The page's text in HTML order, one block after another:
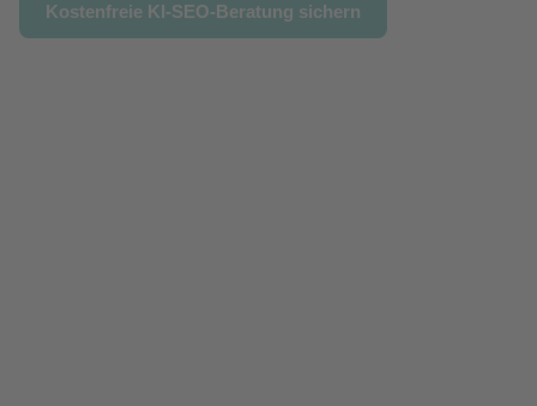
Kostenfreie KI-SEO-Beratung sichern